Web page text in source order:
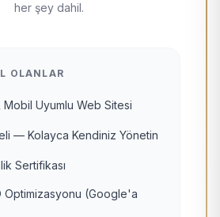
her şey dahil.
OLANLAR
Mobil Uyumlu Web Sitesi
— Kolayca Kendiniz Yönetin
Sertifikası
Optimizasyonu (Google'a